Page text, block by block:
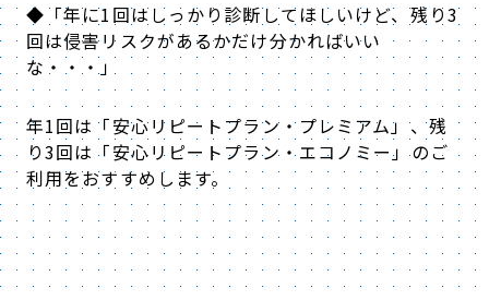
◆「年に1回はしっかり診断してほしいけど、残り3
回は侵害リスクがあるかだけ分かればいい
な・・・」
年1回は「安心リピートプラン・プレミアム」、残
り3回は「安心リピートプラン・エコノミー」のご
利用をおすすめします。